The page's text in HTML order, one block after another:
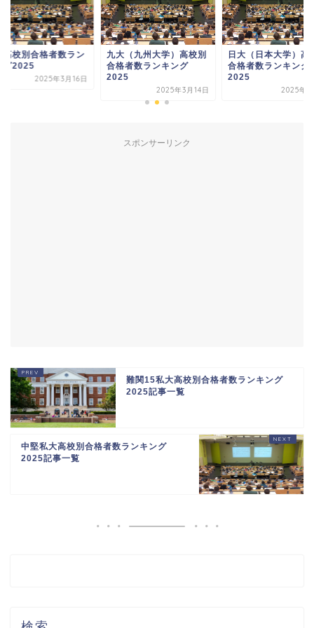
高校別合格者数ラン
グ2025
2025年3月16日
九大（九州大学）高校別
合格者数ランキング
2025
2025年3月14日
日大（日本大学）高
合格者数ランキング
2025
2025年3
スポンサーリンク
難関15私大高校別合格者数ランキング
2025記事一覧
中堅私大高校別合格者数ランキング
2025記事一覧